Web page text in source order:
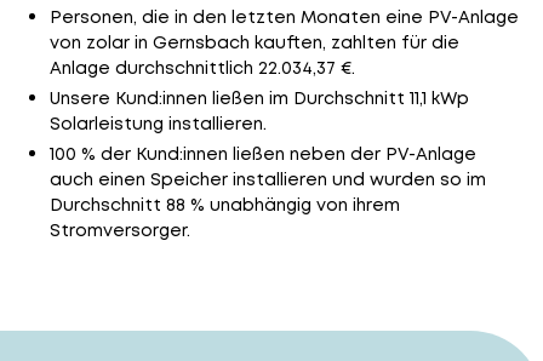
Personen, die in den letzten Monaten eine PV-Anlage
von zolar in Gernsbach kauften, zahlten für die
Anlage durchschnittlich 22.034,37 €.
Unsere Kund:innen ließen im Durchschnitt 11,1 kWp
Solarleistung installieren.
100 % der Kund:innen ließen neben der PV-Anlage
auch einen Speicher installieren und wurden so im
Durchschnitt 88 % unabhängig von ihrem
Stromversorger.